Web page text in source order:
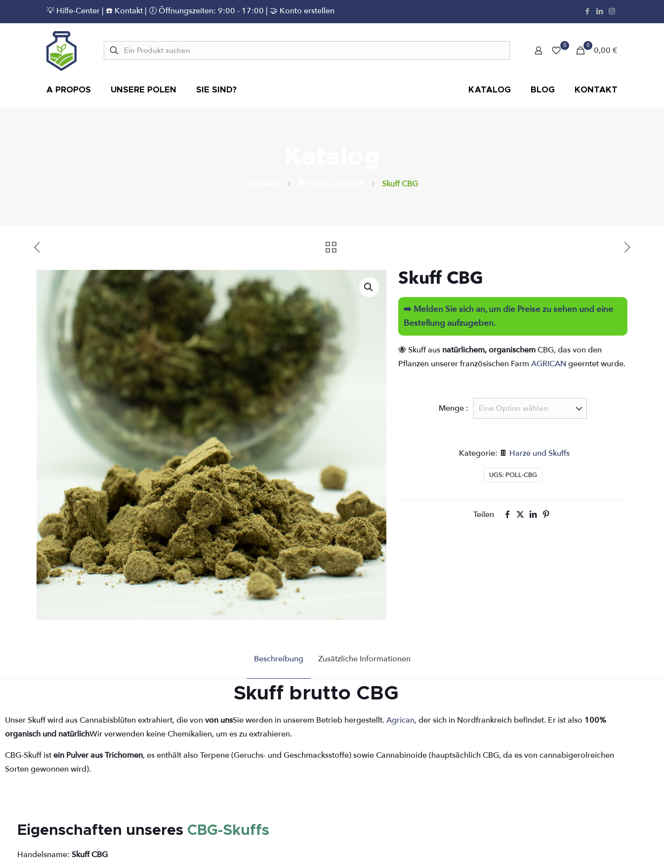
💡 Hilfe-Center | ☎️ Kontakt | 🕖 Öffnungszeiten: 9:00 - 17:00 | 🤝 Konto erstellen
0 0 0,00 €
A PROPOS UNSERE POLEN SIE SIND? KATALOG BLOG KONTAKT
Skuff CBG
Skuff CBG
➡️ Melden Sie sich an, um die Preise zu sehen und eine
Bestellung aufzugeben.
🐝 Skuff aus natürlichem, organischemCBG, das von den
Pflanzen unserer französischen Farm AGRICAN geerntet wurde.
Menge :
UGS: POLL-CBG
Kategorie: 🍫 Harze und Skuffs
Teilen
Beschreibung Zusätzliche Informationen
Skuff brutto CBG
Unser Skuff wird aus Cannabisblüten extrahiert, die von von unsSie werden in unserem Betrieb hergestellt. Agrican, der sich in Nordfrankreich befindet. Er ist also 100%
organisch und natürlichWir verwenden keine Chemikalien, um es zu extrahieren.
CBG-Skuff istein Pulver aus Trichomen, es enthält also Terpene (Geruchs- und Geschmacksstoffe) sowie Cannabinoide (hauptsächlich CBG, da es von cannabigerolreichen
Sorten gewonnen wird).
Eigenschaften unseres CBG-Skuffs
Handelsname: Skuff CBG